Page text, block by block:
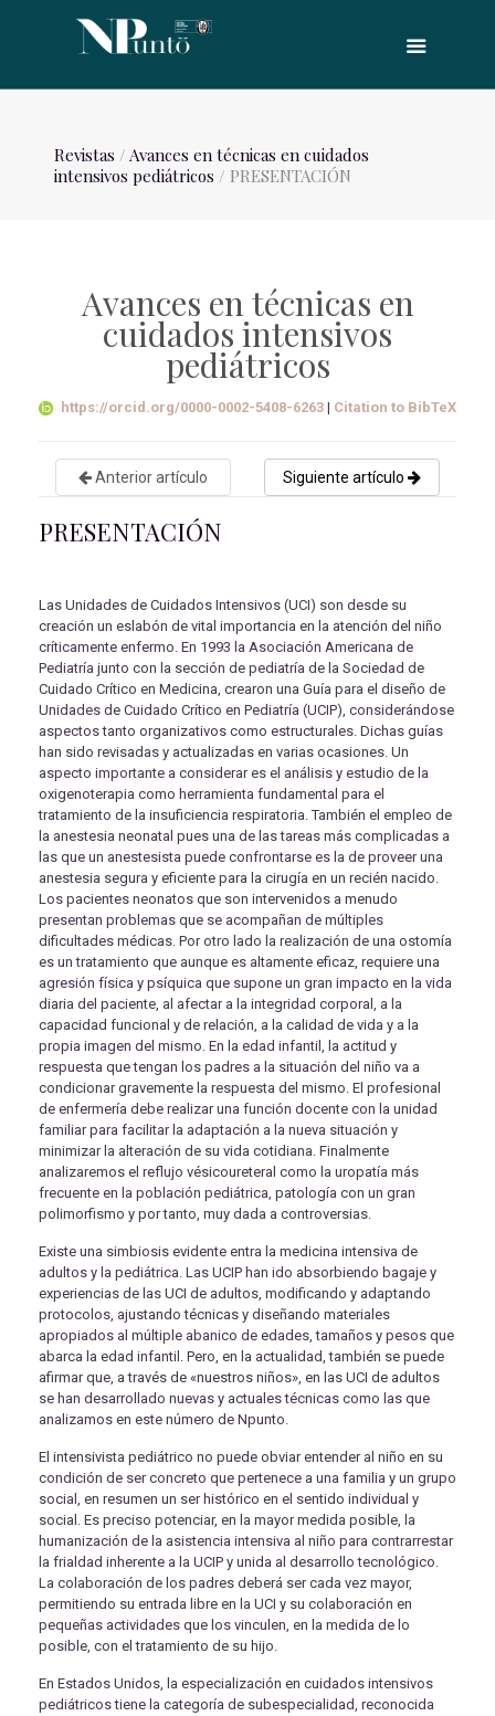
Revistas / Avances en técnicas en cuidados
intensivos pediátricos / PRESENTACIÓN
Avances en técnicas en
cuidados intensivos
pediátricos
https://orcid.org/0000-0002-5408-6263| Citation to BibTeX
Anterior artículo Siguiente artículo
PRESENTACIÓN
Las Unidades de Cuidados Intensivos (UCI) son desde su
creación un eslabón de vital importancia en la atención del niño
críticamente enfermo. En 1993 la Asociación Americana de
Pediatría junto con la sección de pediatría de la Sociedad de
Cuidado Crítico en Medicina, crearon una Guía para el diseño de
Unidades de Cuidado Crítico en Pediatría (UCIP), considerándose
aspectos tanto organizativos como estructurales. Dichas guías
han sido revisadas y actualizadas en varias ocasiones. Un
aspecto importante a considerar es el análisis y estudio de la
oxigenoterapia como herramienta fundamental para el
tratamiento de la insuficiencia respiratoria. También el empleo de
la anestesia neonatal pues una de las tareas más complicadas a
las que un anestesista puede confrontarse es la de proveer una
anestesia segura y eficiente para la cirugía en un recién nacido.
Los pacientes neonatos que son intervenidos a menudo
presentan problemas que se acompañan de múltiples
dificultades médicas. Por otro lado la realización de una ostomía
es un tratamiento que aunque es altamente eficaz, requiere una
agresión física y psíquica que supone un gran impacto en la vida
diaria del paciente, al afectar a la integridad corporal, a la
capacidad funcional y de relación, a la calidad de vida y a la
propia imagen del mismo. En la edad infantil, la actitud y
respuesta que tengan los padres a la situación del niño va a
condicionar gravemente la respuesta del mismo. El profesional
de enfermería debe realizar una función docente con la unidad
familiar para facilitar la adaptación a la nueva situación y
minimizar la alteración de su vida cotidiana. Finalmente
analizaremos el reflujo vésicoureteral como la uropatía más
frecuente en la población pediátrica, patología con un gran
polimorfismo y por tanto, muy dada a controversias.
Existe una simbiosis evidente entra la medicina intensiva de
adultos y la pediátrica. Las UCIP han ido absorbiendo bagaje y
experiencias de las UCI de adultos, modificando y adaptando
protocolos, ajustando técnicas y diseñando materiales
apropiados al múltiple abanico de edades, tamaños y pesos que
abarca la edad infantil. Pero, en la actualidad, también se puede
afirmar que, a través de «nuestros niños», en las UCI de adultos
se han desarrollado nuevas y actuales técnicas como las que
analizamos en este número de Npunto.
El intensivista pediátrico no puede obviar entender al niño en su
condición de ser concreto que pertenece a una familia y un grupo
social, en resumen un ser histórico en el sentido individual y
social. Es preciso potenciar, en la mayor medida posible, la
humanización de la asistencia intensiva al niño para contrarrestar
la frialdad inherente a la UCIP y unida al desarrollo tecnológico.
La colaboración de los padres deberá ser cada vez mayor,
permitiendo su entrada libre en la UCI y su colaboración en
pequeñas actividades que los vinculen, en la medida de lo
posible, con el tratamiento de su hijo.
En Estados Unidos, la especialización en cuidados intensivos
pediátricos tiene la categoría de subespecialidad, reconocida